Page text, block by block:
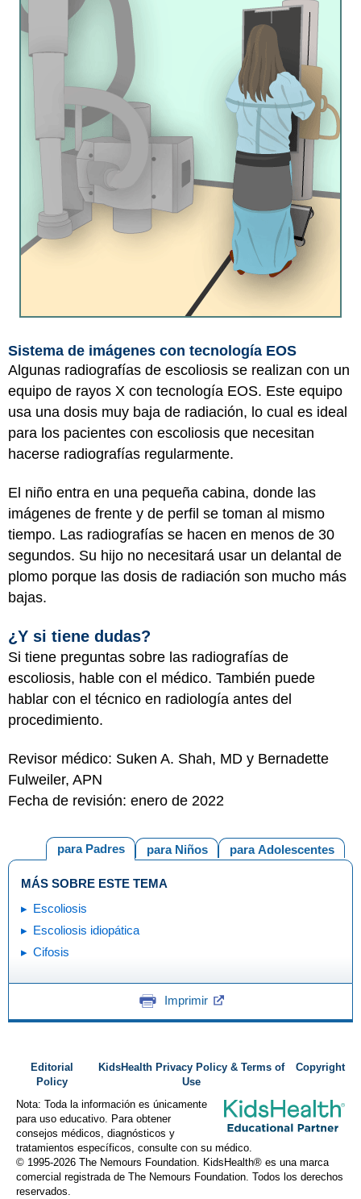
Sistema de imágenes con tecnología EOS
Algunas radiografías de escoliosis se realizan con un
equipo de rayos X con tecnología EOS. Este equipo
usa una dosis muy baja de radiación, lo cual es ideal
para los pacientes con escoliosis que necesitan
hacerse radiografías regularmente.
El niño entra en una pequeña cabina, donde las
imágenes de frente y de perfil se toman al mismo
tiempo. Las radiografías se hacen en menos de 30
segundos. Su hijo no necesitará usar un delantal de
plomo porque las dosis de radiación son mucho más
bajas.
¿Y si tiene dudas?
Si tiene preguntas sobre las radiografías de
escoliosis, hable con el médico. También puede
hablar con el técnico en radiología antes del
procedimiento.
Revisor médico: Suken A. Shah, MD y Bernadette
Fulweiler, APN
Fecha de revisión: enero de 2022
para Adolescentes
para Niños
para Padres
MÁS SOBRE ESTE TEMA
Escoliosis
Escoliosis idiopática
Cifosis
Imprimir
Editorial
Policy
KidsHealth Privacy Policy & Terms of
Use
Copyright
Nota: Toda la información es únicamente
para uso educativo. Para obtener
consejos médicos, diagnósticos y
tratamientos específicos, consulte con su médico.
© 1995-2026 The Nemours Foundation. KidsHealth® es una marca
comercial registrada de The Nemours Foundation. Todos los derechos
reservados.